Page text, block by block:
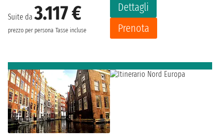
Suite da3.117 €
prezzo per persona Tasse incluse
Dettagli
Prenota